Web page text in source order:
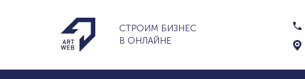
СТРОИМ БИЗНЕС
В ОНЛАЙНЕ